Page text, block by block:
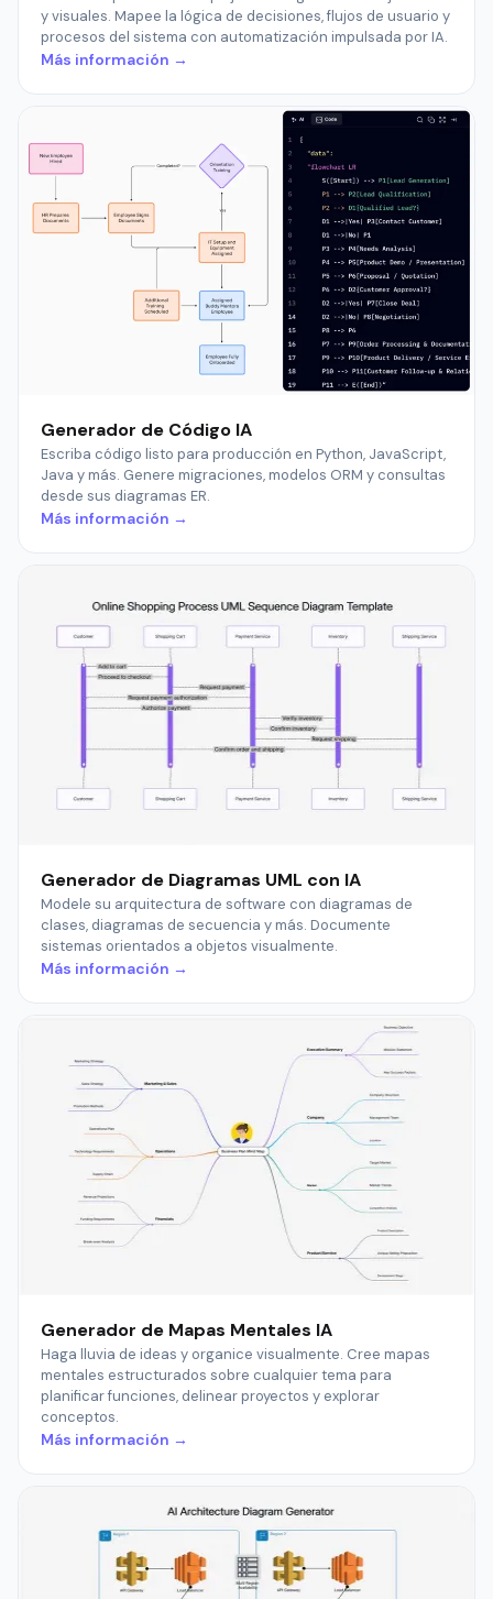
y visuales. Mapee la lógica de decisiones, flujos de usuario y
procesos del sistema con automatización impulsada por IA.
Más información →
Generador de Código IA
Escriba código listo para producción en Python, JavaScript,
Java y más. Genere migraciones, modelos ORM y consultas
desde sus diagramas ER.
Más información →
Generador de Diagramas UML con IA
Modele su arquitectura de software con diagramas de
clases, diagramas de secuencia y más. Documente
sistemas orientados a objetos visualmente.
Más información →
Generador de Mapas Mentales IA
Haga lluvia de ideas y organice visualmente. Cree mapas
mentales estructurados sobre cualquier tema para
planificar funciones, delinear proyectos y explorar
conceptos.
Más información →